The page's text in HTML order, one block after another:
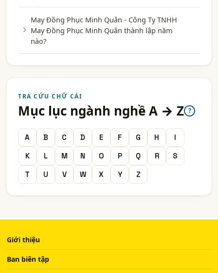
May Đồng Phục Minh Quân - Công Ty TNHH
May Đồng Phục Minh Quân thành lập năm
nào?
TRA CỨU CHỮ CÁI
Mục lục ngành nghề A → Z ?
A B C D E F G H
I
K
L M N O P Q R
S
T
U V W X Y Z
Giới thiệu
Ban biên tập